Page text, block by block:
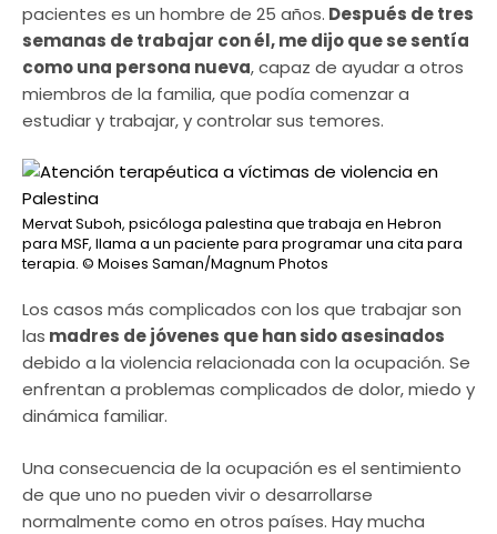
pacientes es un hombre de 25 años. Después de tres
semanas de trabajar con él, me dijo que se sentía
como una persona nueva, capaz de ayudar a otros
miembros de la familia, que podía comenzar a
estudiar y trabajar, y controlar sus temores.
Mervat Suboh, psicóloga palestina que trabaja en Hebron
para MSF, llama a un paciente para programar una cita para
terapia. © Moises Saman/Magnum Photos
Los casos más complicados con los que trabajar son
las madres de jóvenes que han sido asesinados
debido a la violencia relacionada con la ocupación. Se
enfrentan a problemas complicados de dolor, miedo y
dinámica familiar.
Una consecuencia de la ocupación es el sentimiento
de que uno no pueden vivir o desarrollarse
normalmente como en otros países. Hay mucha